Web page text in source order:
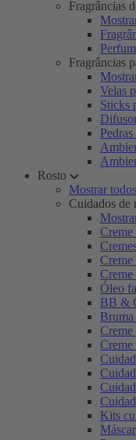
Fragrâncias
Fragrâncias
Velas
Sticks
Rosto
Mostrar todos
Cuidados de
Creme
Creme
Creme
Óleo
BB &
Creme
Kits